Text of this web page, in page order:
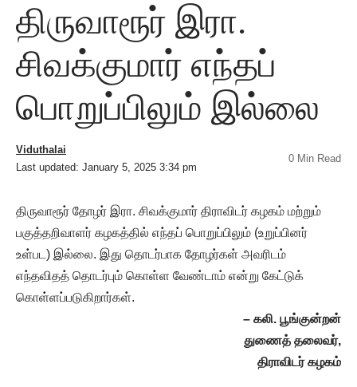
திருவாரூர் இரா.
சிவக்குமார் எந்தப்
பொறுப்பிலும் இல்லை
Last updated: January 5, 2025 3:34 pm
Viduthalai
0 Min Read
திருவாரூர் தோழர் இரா. சிவக்குமார் திராவிடர் கழகம் மற்றும்
பகுத்தறிவாளர் கழகத்தில் எந்தப் பொறுப்பிலும் (உறுப்பினர்
உள்பட) இல்லை. இது தொடர்பாக தோழர்கள் அவரிடம்
எந்தவிதத் தொடர்பும் கொள்ள வேண்டாம் என்று கேட்டுக்
கொள்ளப்படுகிறார்கள்.
– கலி. பூங்குன்றன்
துணைத் தலைவர்,
திராவிடர் கழகம்